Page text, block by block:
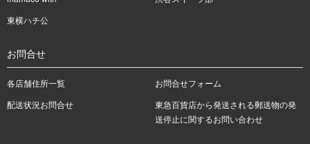
東横ハチ公
お問合せ
各店舗住所一覧
お問合せフォーム
配送状況お問合せ
東急百貨店から発送される郵送物の発
送停止に関するお問い合わせ